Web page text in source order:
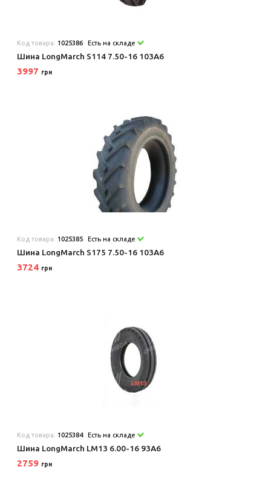
Код товара: 1025386 Есть на складе
Шина LongMarch S114 7.50-16 103A6
3997 грн
Код товара: 1025385 Есть на складе
Шина LongMarch S175 7.50-16 103A6
3724 грн
Код товара: 1025384 Есть на складе
Шина LongMarch LM13 6.00-16 93A6
2759 грн